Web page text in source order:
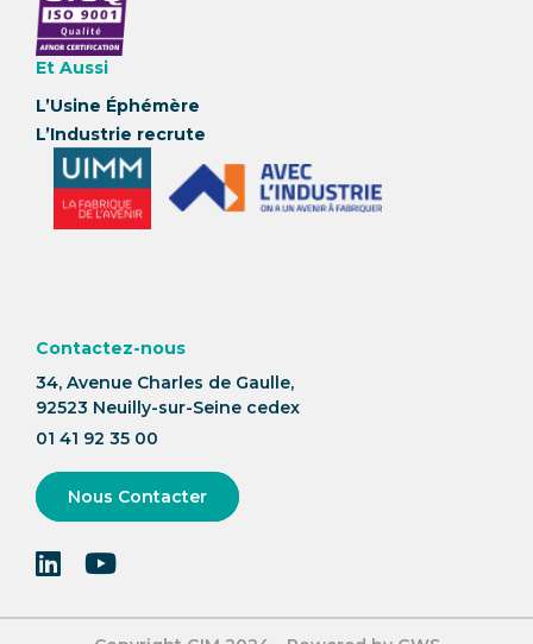
Et Aussi
L’Usine Éphémère
L’Industrie recrute
Contactez-nous
34, Avenue Charles de Gaulle,
92523 Neuilly-sur-Seine cedex
01 41 92 35 00
Nous Contacter